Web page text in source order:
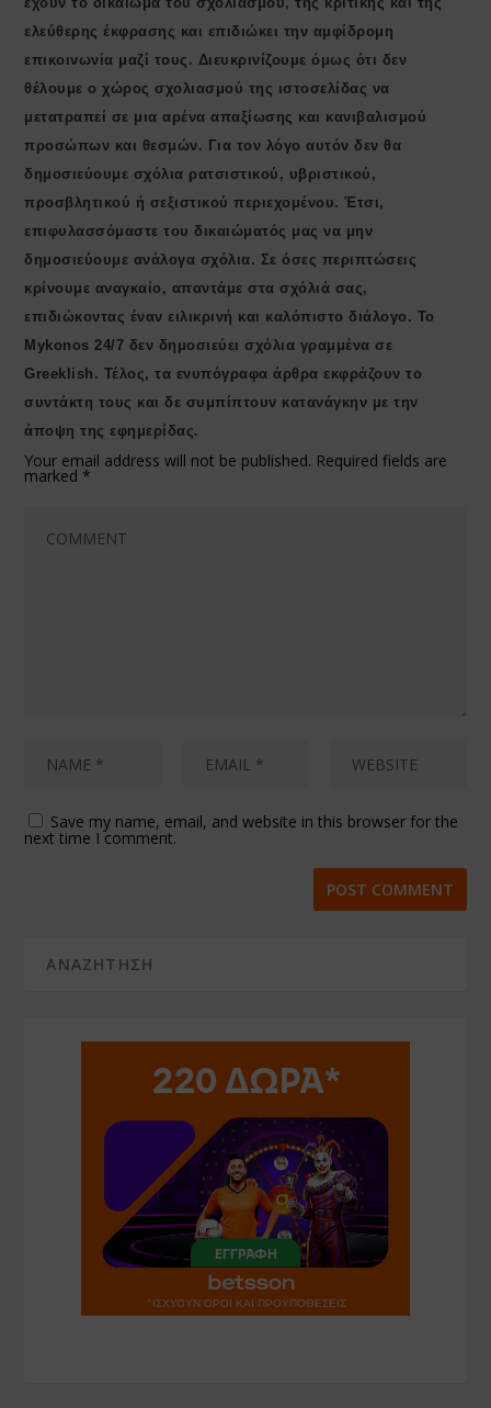
ελεύθερης έκφρασης και επιδιώκει την αμφίδρομη
επικοινωνία μαζί τους. Διευκρινίζουμε όμως ότι δεν
θέλουμε ο χώρος σχολιασμού της ιστοσελίδας να
μετατραπεί σε μια αρένα απαξίωσης και κανιβαλισμού
προσώπων και θεσμών. Για τον λόγο αυτόν δεν θα
δημοσιεύουμε σχόλια ρατσιστικού, υβριστικού,
προσβλητικού ή σεξιστικού περιεχομένου. Έτσι,
επιφυλασσόμαστε του δικαιώματός μας να μην
δημοσιεύουμε ανάλογα σχόλια. Σε όσες περιπτώσεις
κρίνουμε αναγκαίο, απαντάμε στα σχόλιά σας,
επιδιώκοντας έναν ειλικρινή και καλόπιστο διάλογο. Το
Μykonos 24/7 δεν δημοσιεύει σχόλια γραμμένα σε
Greeklish. Τέλος, τα ενυπόγραφα άρθρα εκφράζουν το
συντάκτη τους και δε συμπίπτουν κατανάγκην με την
άποψη της εφημερίδας.
Your email address will not be published. Required fields are
marked *
Save my name, email, and website in this browser for the
next time I comment.